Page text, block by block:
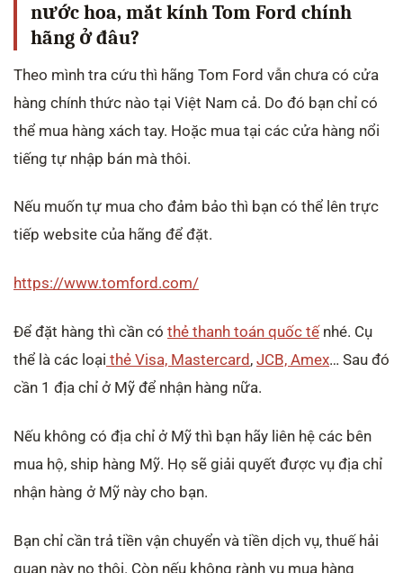
nước hoa, mắt kính Tom Ford chính
hãng ở đâu?
Theo mình tra cứu thì hãng Tom Ford vẫn chưa có cửa
hàng chính thức nào tại Việt Nam cả. Do đó bạn chỉ có
thể mua hàng xách tay. Hoặc mua tại các cửa hàng nổi
tiếng tự nhập bán mà thôi.
Nếu muốn tự mua cho đảm bảo thì bạn có thể lên trực
tiếp website của hãng để đặt.
https://www.tomford.com/
Để đặt hàng thì cần có thẻ thanh toán quốc tếnhé. Cụ
thể là các loại thẻ Visa, Mastercard , JCB, Amex… Sau đó
cần 1 địa chỉ ở Mỹ để nhận hàng nữa.
Nếu không có địa chỉ ở Mỹ thì bạn hãy liên hệ các bên
mua hộ, ship hàng Mỹ. Họ sẽ giải quyết được vụ địa chỉ
nhận hàng ở Mỹ này cho bạn.
Bạn chỉ cần trả tiền vận chuyển và tiền dịch vụ, thuế hải
quan này nọ thôi. Còn nếu không rành vụ mua hàng